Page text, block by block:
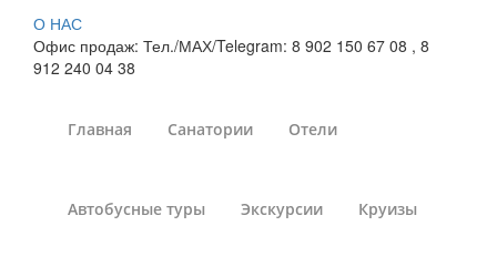
О НАС
Офис продаж: Тел./МАХ/Telegram: 8 902 150 67 08 , 8
912 240 04 38
Главная Санатории Отели
Автобусные туры Экскурсии Круизы
Лечение ЖКТ в
санаториях Сочи